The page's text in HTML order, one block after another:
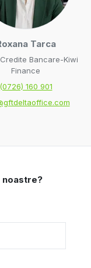
Tarca
Bancare-Kiwi
Finance
(0726) 160 901
noastre?